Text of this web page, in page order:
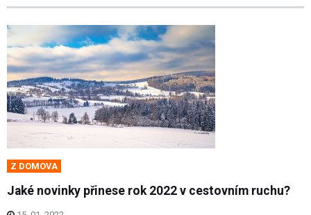
Z DOMOVA
Jaké novinky přinese rok 2022 v cestovním ruchu?